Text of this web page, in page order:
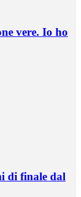
vere. Io ho
di finale dal